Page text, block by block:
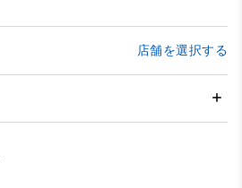
店舗を選択する